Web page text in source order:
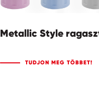
Metallic Style
TUDJON MEG TÖBBET!